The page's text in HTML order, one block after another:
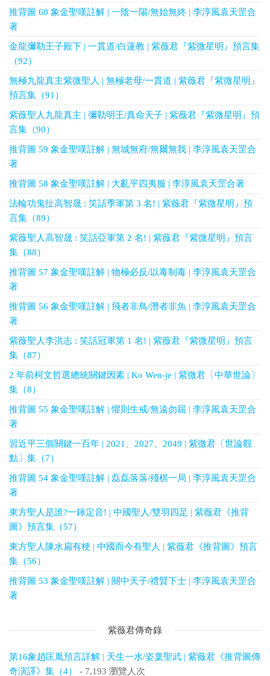
推背圖 60 象金聖嘆註解 | 一陰一陽/無始無終 | 李淳風袁天罡合
著
金龍彌勒王子殿下 | 一貫道/白蓮教 | 紫薇君『紫微星明』預言集
（92）
無極九龍真主紫微聖人 | 無極老母/一貫道 | 紫薇君『紫微星明』
預言集（91）
紫薇聖人九龍真主 | 彌勒明王/真命天子 | 紫薇君『紫微星明』預
言集（90）
推背圖 59 象金聖嘆註解 | 無城無府/無爾無我 | 李淳風袁天罡合
著
推背圖 58 象金聖嘆註解 | 大亂平四夷服 | 李淳風袁天罡合著
法輪功鬼扯高智晟 : 笑話季軍第 3 名! | 紫薇君『紫微星明』預
言集（89）
紫薇聖人高智晟 : 笑話亞軍第 2 名! | 紫薇君『紫微星明』預言
集（88）
推背圖 57 象金聖嘆註解 | 物極必反/以毒制毒 | 李淳風袁天罡合
著
推背圖 56 象金聖嘆註解 | 飛者非鳥/潛者非魚 | 李淳風袁天罡合
著
紫薇聖人李洪志 : 笑話冠軍第 1 名! | 紫薇君『紫微星明』預言
集（87）
2 年前柯文哲選總統關鍵因素 | Ko Wen-je | 紫微君〔中華世論〕
集（8）
推背圖 55 象金聖嘆註解 | 懼則生戒/無遠勿屆 | 李淳風袁天罡合
著
習近平三個關鍵一百年 | 2021、2027、2049 | 紫微君〔世論觀
點〕集（7）
推背圖 54 象金聖嘆註解 | 磊磊落落/殘棋一局 | 李淳風袁天罡合
著
東方聖人是誰?一錘定音! | 中國聖人/雙羽四足 | 紫薇君《推背
圖》預言集（57）
東方聖人陳水扁有梗 | 中國而今有聖人 | 紫薇君《推背圖》預言
集（56）
推背圖 53 象金聖嘆註解 | 關中天子/禮賢下士 | 李淳風袁天罡合
著
紫薇君傳奇錄
第16象趙匡胤預言詳解 | 天生一水/姿稟聖武 | 紫薇君《推背圖傳
奇演譯》集（4）
- 7,193 瀏覽人次